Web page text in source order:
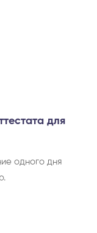
для
одного дня